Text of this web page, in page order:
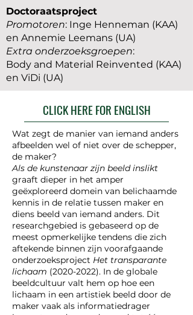
Doctoraatsproject
Promotoren: Inge Henneman (KAA)
en Annemie Leemans (UA)
Extra onderzoeksgroepen:
Body and Material Reinvented (KAA)
en ViDi (UA)
CLICK HERE FOR ENGLISH
Wat zegt de manier van iemand anders
afbeelden wel of niet over de schepper,
de maker?
Als de kunstenaar zijn beeld inslikt
graaft dieper in het amper
geëxploreerd domein van belichaamde
kennis in de relatie tussen maker en
diens beeld van iemand anders. Dit
researchgebied is gebaseerd op de
meest opmerkelijke tendens die zich
aftekende binnen zijn voorafgaande
onderzoeksproject Het transparante
lichaam (2020-2022). In de globale
beeldcultuur valt hem op hoe een
lichaam in een artistiek beeld door de
maker vaak als informatiedrager